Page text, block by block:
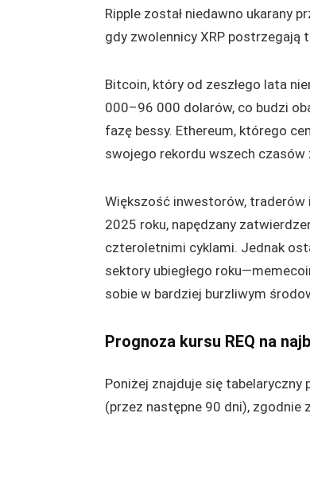
Ripple został niedawno ukarany
gdy zwolennicy XRP postrzegają
Bitcoin, który od zeszłego lata
000–96 000 dolarów, co budzi
fazę bessy. Ethereum, którego
swojego rekordu wszech czasów
Większość inwestorów, traderów
2025 roku, napędzany
czteroletnimi cyklami. Jednak
sektory ubiegłego
sobie w bardziej burzliwym
Prognoza kursu REQ na
Poniżej znajduje się
(przez następne 90 dni), zgodnie